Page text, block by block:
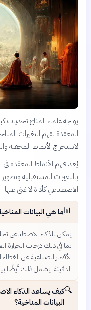
يواجه علماء المناخ تحديات
المعقدة لفهم التغيرات
لاستخراج الأنماط المخفية
يُعد فهم الأنماط المعقدة في
بالتغيرات المستقبلية
الاصطناعي كأداة لا غنى عنها.
📊ما هي البيانات
يمكن للذكاء الاصطناعي
بما في ذلك درجات الحرارة
الأقمار الصناعية عن
الدفيئة. يشمل ذلك أيضًا
🔍كيف يساعد الذكاء
البيانات المناخية؟